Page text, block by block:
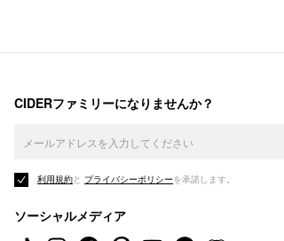
CIDERファミリーになりませんか？
利用規約と プライバシーポリシーを承諾します。
ソーシャルメディア